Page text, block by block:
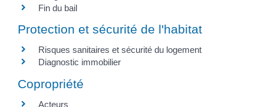
Fin du bail
Protection et sécurité de l'habitat
Risques sanitaires et sécurité du logement
Diagnostic immobilier
Copropriété
Acteurs